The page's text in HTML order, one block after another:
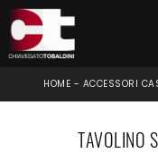
HOME - ACCESSORI
TAVOLINO